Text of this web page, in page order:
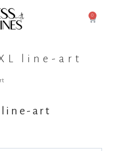
0
line-art
line-art